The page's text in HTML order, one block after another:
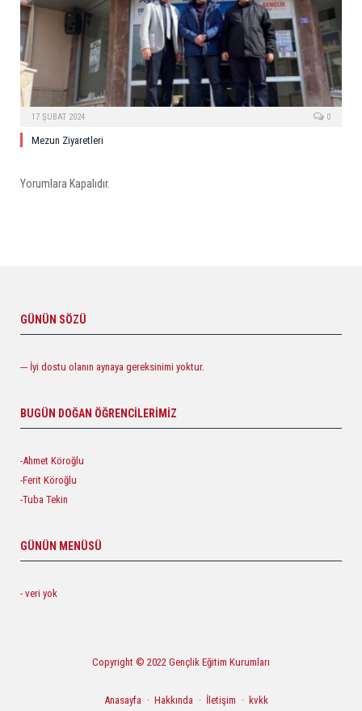
17 ŞUBAT 2024 0
Mezun Ziyaretleri
Yorumlara Kapalıdır.
GÜNÜN SÖZÜ
--- İyi dostu olanın aynaya gereksinimi yoktur.
BUGÜN DOĞAN ÖĞRENCILERIMIZ
-Ahmet Köroğlu
-Ferit Köroğlu
-Tuba Tekin
GÜNÜN MENÜSÜ
- veri yok
Copyright © 2022 Gençlik Eğitim Kurumları
Anasayfa Hakkında İletişim kvkk